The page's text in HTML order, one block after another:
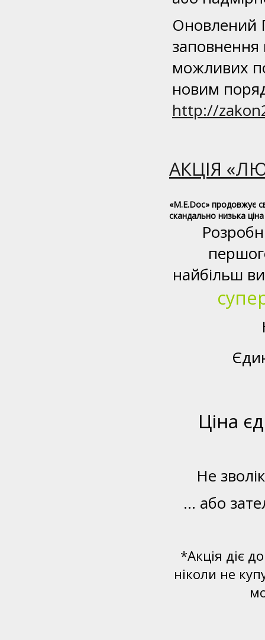
Оновлений
заповнення
можливих
новим
http://
АКЦІЯ
«M.E.Doc» продовжує
скандально низька
найбільш
Ціна
Не
... або
*Акція діє
ніколи не